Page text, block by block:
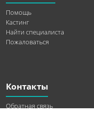
Помощь
Кастинг
Найти специалиста
Пожаловаться
Контакты
Обратная связь